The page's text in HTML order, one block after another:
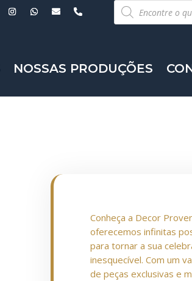
Pesquisar
produtos
NOSSAS PRODUÇÕES
Conheça a Decor
oferecemos infinitas
para tornar a sua
inesquecível. Com um
de peças exclusivas e